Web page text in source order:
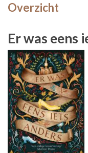
Overzicht
Er was eens